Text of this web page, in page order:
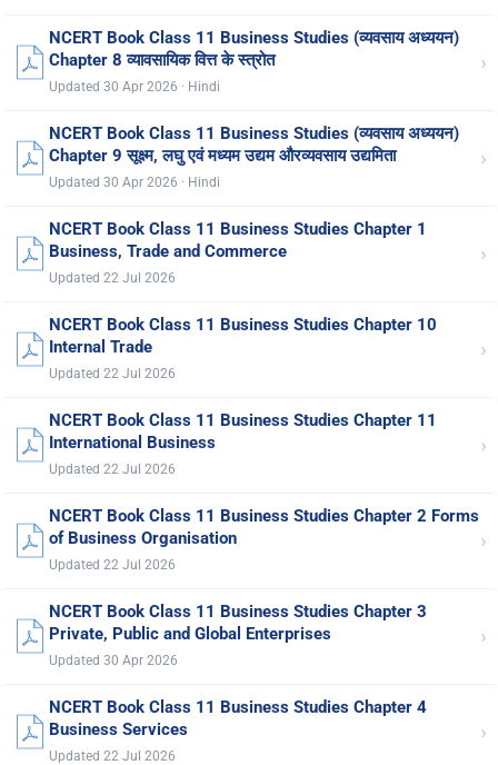
NCERT Book Class 11 Business Studies (व्यवसाय अध्ययन)
Chapter 8 व्यावसायिक वित्त के स्त्रोत
Updated 30 Apr 2026 · Hindi
›
NCERT Book Class 11 Business Studies (व्यवसाय अध्ययन)
Chapter 9 सूक्ष्म, लघु एवं मध्यम उद्यम औरव्यवसाय उद्यमिता
Updated 30 Apr 2026 · Hindi
›
NCERT Book Class 11 Business Studies Chapter 1
Business, Trade and Commerce
Updated 22 Jul 2026
›
NCERT Book Class 11 Business Studies Chapter 10
Internal Trade
Updated 22 Jul 2026
›
NCERT Book Class 11 Business Studies Chapter 11
International Business
Updated 22 Jul 2026
›
NCERT Book Class 11 Business Studies Chapter 2 Forms
of Business Organisation
Updated 22 Jul 2026
›
NCERT Book Class 11 Business Studies Chapter 3
Private, Public and Global Enterprises
Updated 30 Apr 2026
›
NCERT Book Class 11 Business Studies Chapter 4
Business Services
Updated 22 Jul 2026
›